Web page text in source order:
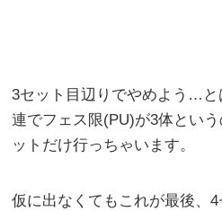
3セット目辺りでやめよう…と
連でフェス限(PU)が3体とい
ットだけ行っちゃいます。
仮に出なくてもこれが最後、